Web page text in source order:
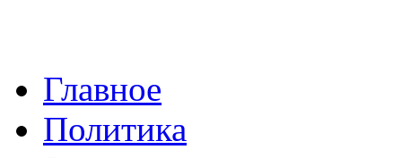
Главное
Политика